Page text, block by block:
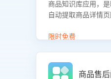
商品知识库应用，
自动提取商品详情
商品知识。
限时免费
商品售